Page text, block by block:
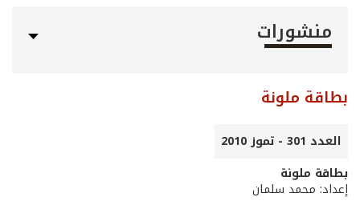
منشورات
بطاقة ملونة
العدد 301 - تموز 2010
بطاقة ملونة
إعداد: محمد سلمان